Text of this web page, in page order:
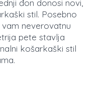
đon donosi novi,
stil. Posebno
neverovatnu
pete stavlja
košarkaški stil